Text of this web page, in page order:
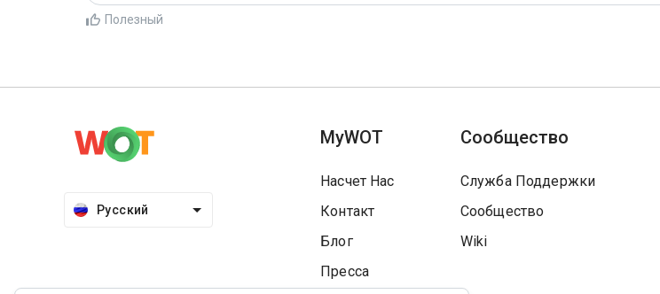
Полезный
Русский
MyWOT
Насчет Нас
Контакт
Блог
Пресса
Сообщество
Служба Поддержки
Сообщество
Wiki